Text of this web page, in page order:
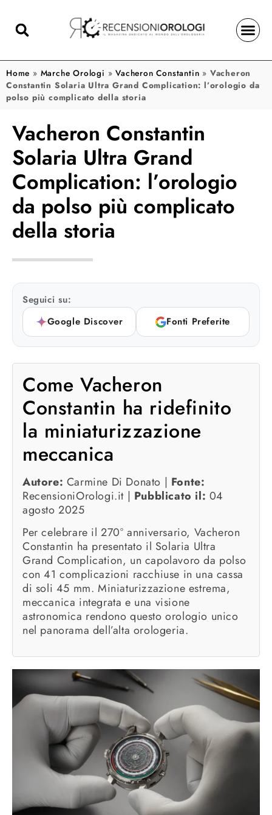
Home » Marche Orologi »Vacheron Constantin » Vacheron
Constantin Solaria Ultra Grand Complication: l’orologio da
polso più complicato della storia
Vacheron Constantin
Solaria Ultra Grand
Complication: l’orologio
da polso più complicato
della storia
Seguici su:
Google Discover
Fonti Preferite
Come Vacheron
Constantin ha ridefinito
la miniaturizzazione
meccanica
Autore: Carmine Di Donato | Fonte:
RecensioniOrologi.it | Pubblicato il: 04
agosto 2025
Per celebrare il 270° anniversario, Vacheron
Constantin ha presentato il Solaria Ultra
Grand Complication, un capolavoro da polso
con 41 complicazioni racchiuse in una cassa
di soli 45 mm. Miniaturizzazione estrema,
meccanica integrata e una visione
astronomica rendono questo orologio unico
nel panorama dell’alta orologeria.